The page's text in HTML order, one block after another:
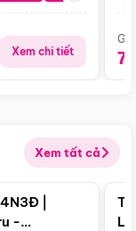
Xem chi tiết
Xem tất cả
Điểm nổi bật
|
-